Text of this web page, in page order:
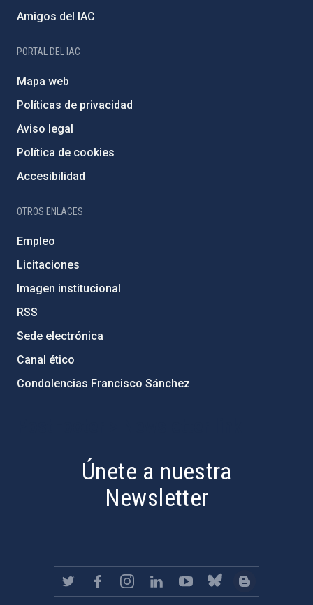
Amigos del IAC
PORTAL DEL IAC
Mapa web
Políticas de privacidad
Aviso legal
Política de cookies
Accesibilidad
OTROS ENLACES
Empleo
Licitaciones
Imagen institucional
RSS
Sede electrónica
Canal ético
Condolencias Francisco Sánchez
Únete a nuestra
Newsletter